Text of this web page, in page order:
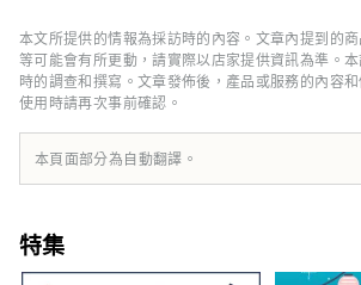
店」。
本文所提供的情報為採訪時的內容。文章內提到的
等可能會有所更動，請實際以店家提供資訊為準。
時的調查和撰寫。文章發佈後，產品或服務的內容
使用時請再次事前確認。
本頁面部分為自動翻譯。
特集